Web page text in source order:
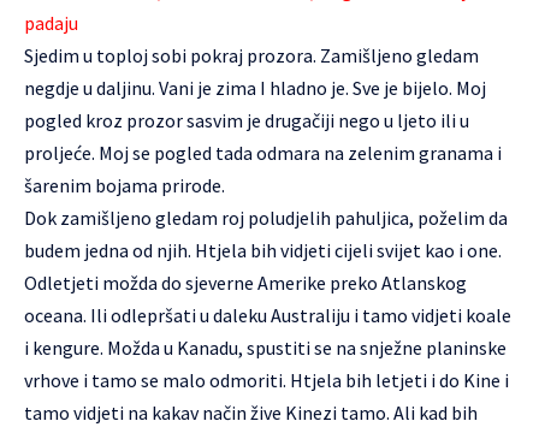
padaju
Sjedim u toploj sobi pokraj prozora. Zamišljeno gledam
negdje u daljinu. Vani je zima I hladno je. Sve je bijelo. Moj
pogled kroz prozor sasvim je drugačiji nego u ljeto ili u
proljeće. Moj se pogled tada odmara na zelenim granama i
šarenim bojama prirode.
Dok zamišljeno gledam roj poludjelih pahuljica, poželim da
budem jedna od njih. Htjela bih vidjeti cijeli svijet kao i one.
Odletjeti možda do sjeverne Amerike preko Atlanskog
oceana. Ili odlepršati u daleku Australiju i tamo vidjeti koale
i kengure. Možda u Kanadu, spustiti se na snježne planinske
vrhove i tamo se malo odmoriti. Htjela bih letjeti i do Kine i
tamo vidjeti na kakav način žive Kinezi tamo. Ali kad bih